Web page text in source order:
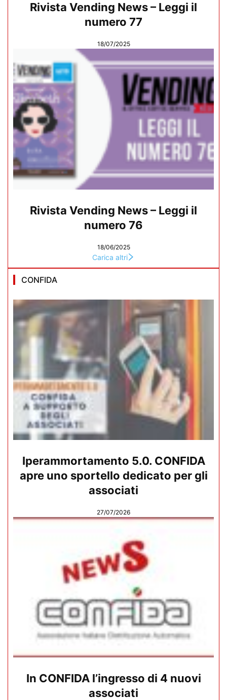
Rivista Vending News – Leggi il
numero 77
18/07/2025
Rivista Vending News – Leggi il
numero 76
18/06/2025
Carica altri
CONFIDA
Iperammortamento 5.0. CONFIDA
apre uno sportello dedicato per gli
associati
27/07/2026
In CONFIDA l’ingresso di 4 nuovi
associati